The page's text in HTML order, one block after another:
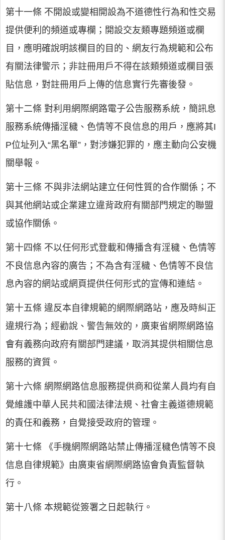
第十一條 不開設或變相開設為不道德性行為和性交易
提供便利的頻道或專欄；開設交友類專題頻道或欄
目，應明確說明該欄目的目的、網友行為規範和公布
有關法律警示；非註冊用戶不得在該類頻道或欄目張
貼信息，對註冊用戶上傳的信息實行先審後發。
第十二條 對利用網際網路電子公告服務系統，簡訊息
服務系統傳播淫穢、色情等不良信息的用戶，應將其I
P位址列入“黑名單”，對涉嫌犯罪的，應主動向公安機
關舉報。
第十三條 不與非法網站建立任何性質的合作關係；不
與其他網站或企業建立違背政府有關部門規定的聯盟
或協作關係。
第十四條 不以任何形式登載和傳播含有淫穢、色情等
不良信息內容的廣告；不為含有淫穢、色情等不良信
息內容的網站或網頁提供任何形式的宣傳和連結。
第十五條 違反本自律規範的網際網路站，應及時糾正
違規行為；經勸說、警告無效的，廣東省網際網路協
會有義務向政府有關部門建議，取消其提供相關信息
服務的資質。
第十六條 網際網路信息服務提供商和從業人員均有自
覺維護中華人民共和國法律法規、社會主義道德規範
的責任和義務，自覺接受政府的管理。
第十七條 《手機網際網路站禁止傳播淫穢色情等不良
信息自律規範》由廣東省網際網路協會負責監督執
行。
第十八條 本規範從簽署之日起執行。